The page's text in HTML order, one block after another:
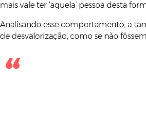
mais vale ter ‘aquela’ pessoa desta
Analisando esse comportamento, a
de desvalorização, como se não